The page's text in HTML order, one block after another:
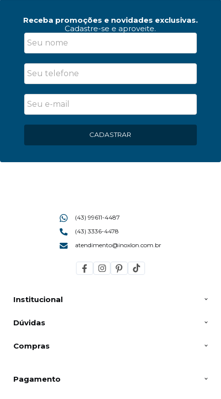
Receba promoções e novidades exclusivas.
Cadastre-se e aproveite.
CADASTRAR
Institucional
Dúvidas
Compras
(43) 99611-4487
(43) 3336-4478
atendimento@inoxlon.com.br
Pagamento